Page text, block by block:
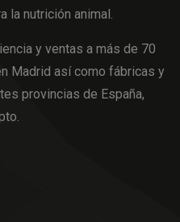
la nutrición animal.
y ventas a más de 70
Madrid así como fábricas y
provincias de España,